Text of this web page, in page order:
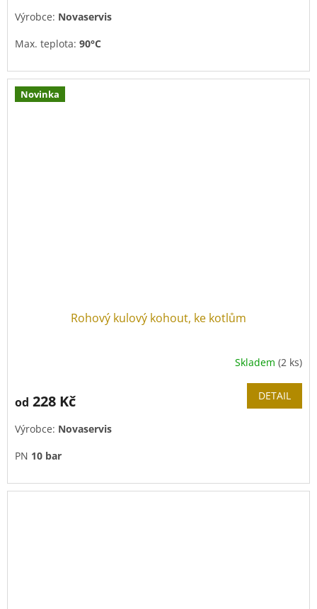
Výrobce: Novaservis
Max. teplota: 90°C
Max. tlak:10 bar(=1 MPa)
Novinka
Rohový kulový kohout, ke kotlům
Skladem (2 ks)
od 228 Kč DETAIL
Výrobce: Novaservis
PN 10 bar